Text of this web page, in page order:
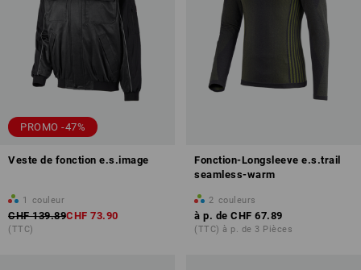
PROMO -47%
Veste de fonction e.s.image
1 couleur
CHF 139.89CHF 73.90
(TTC)
Fonction-Longsleeve e.s.trail
seamless-warm
2 couleurs
à p. de CHF 67.89
(TTC) à p. de 3 Pièces